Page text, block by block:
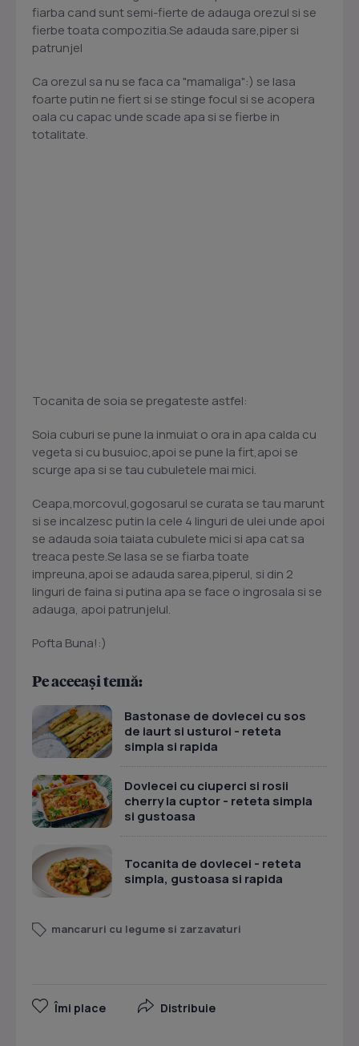
fiarba cand sunt semi-fierte de adauga orezul si se
fierbe toata compozitia.Se adauda sare,piper si
patrunjel
Ca orezul sa nu se faca ca "mamaliga":) se lasa
foarte putin ne fiert si se stinge focul si se acopera
oala cu capac unde scade apa si se fierbe in
totalitate.
Tocanita de soia se pregateste astfel:
Soia cuburi se pune la inmuiat o ora in apa calda cu
vegeta si cu busuioc,apoi se pune la firt,apoi se
scurge apa si se tau cubuletele mai mici.
Ceapa,morcovul,gogosarul se curata se tau marunt
si se incalzesc putin la cele 4 linguri de ulei unde apoi
se adauda soia taiata cubulete mici si apa cat sa
treaca peste.Se lasa se se fiarba toate
impreuna,apoi se adauda sarea,piperul, si din 2
linguri de faina si putina apa se face o ingrosala si se
adauga, apoi patrunjelul.
Pofta Buna!:)
Pe aceeași temă:
Bastonase de dovlecei cu sos
de iaurt si usturoi - reteta
simpla si rapida
Dovlecei cu ciuperci si rosii
cherry la cuptor - reteta simpla
si gustoasa
Tocanita de dovlecei - reteta
simpla, gustoasa si rapida
mancaruri cu legume si zarzavaturi
Îmi place Distribuie